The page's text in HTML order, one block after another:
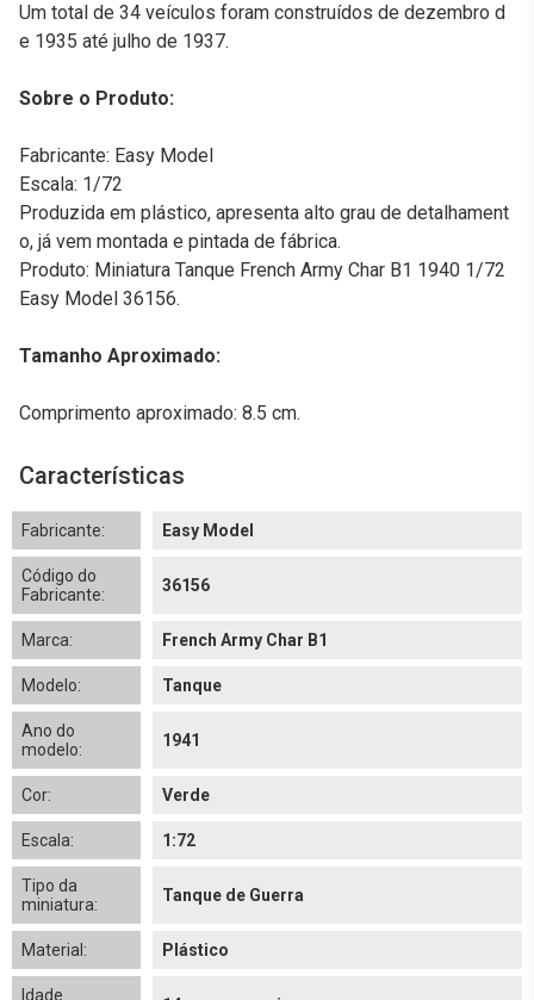
Um total de 34 veículos foram construídos de dezembro d
e 1935 até julho de 1937.
Sobre o Produto:
Fabricante: Easy Model
Escala: 1/72
Produzida em plástico, apresenta alto grau de detalhament
o, já vem montada e pintada de fábrica.
Produto: Miniatura Tanque French Army Char B1 1940 1/72
Easy Model 36156.
Tamanho Aproximado:
Comprimento aproximado: 8.5 cm.
Características
Fabricante: Easy Model
Código do
Fabricante:
36156
Marca: French Army Char B1
Modelo: Tanque
Ano do
modelo:
1941
Cor: Verde
Escala: 1:72
Tipo da
miniatura:
Tanque de Guerra
Material: Plástico
Idade